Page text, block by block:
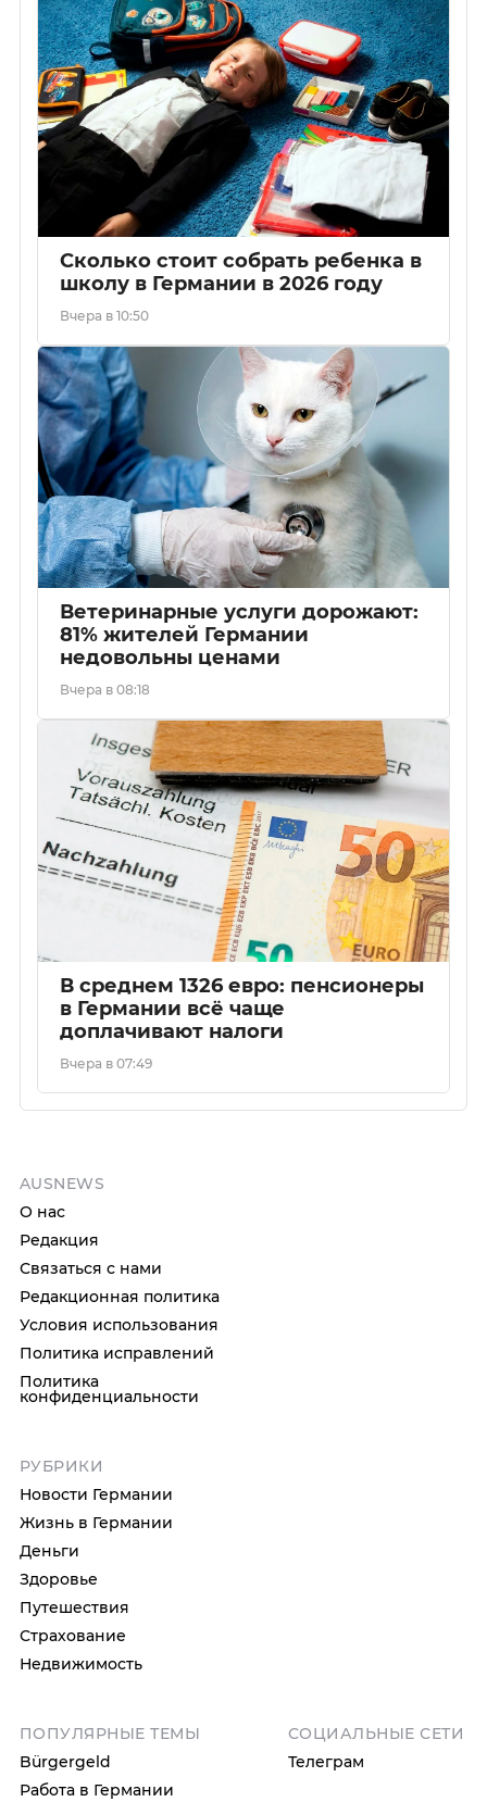
Сколько стоит собрать ребенка в
школу в Германии в 2026 году
Вчера в 10:50
Ветеринарные услуги дорожают:
81% жителей Германии
недовольны ценами
Вчера в 08:18
В среднем 1326 евро: пенсионеры
в Германии всё чаще
доплачивают налоги
Вчера в 07:49
AUSNEWS
О нас
Редакция
Связаться с нами
Редакционная политика
Условия использования
Политика исправлений
Политика
конфиденциальности
РУБРИКИ
Новости Германии
Жизнь в Германии
Деньги
Здоровье
Путешествия
Страхование
Недвижимость
ПОПУЛЯРНЫЕ ТЕМЫ
Bürgergeld
Работа в Германии
СОЦИАЛЬНЫЕ СЕТИ
Телеграм